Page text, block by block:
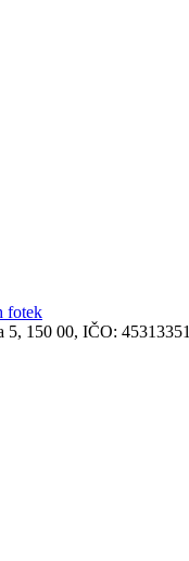
fotek
5, 150 00, IČO: 45313351